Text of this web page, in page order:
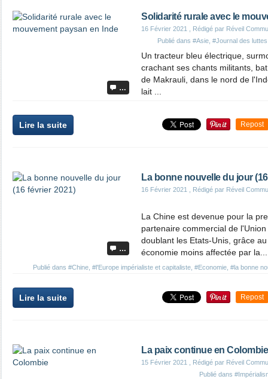
…
Solidarité rurale avec le
16 Février 2021
, Rédigé par Réveil
Publié dans #Asie #Journal des luttes
Un tracteur bleu électrique,
crachant ses chants militants,
de Makrauli, dans le nord de
lait ...
Lire la suite Repost
…
La bonne nouvelle du jour
16 Février 2021 , Rédigé par Réveil
Publié dans #Chine #l'Europe impérialiste et capitaliste #Economie #la bonne
La Chine est devenue pour la
partenaire commercial de
doublant les Etats-Unis, grâce
économie moins affectée par la...
Lire la suite Repost
La paix continue en Colombie
15 Février 2021
, Rédigé par Réveil
Publié dans